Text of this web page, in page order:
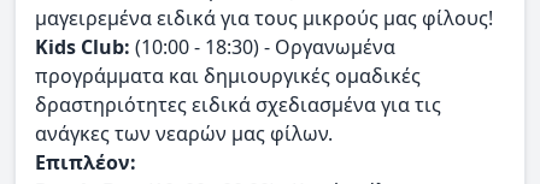
μαγειρεμένα ειδικά για τους μικρούς μας φίλους!
Kids Club: (10:00 - 18:30) - Οργανωμένα
προγράμματα και δημιουργικές ομαδικές
δραστηριότητες ειδικά σχεδιασμένα για τις
ανάγκες των νεαρών μας φίλων.
Επιπλέον: